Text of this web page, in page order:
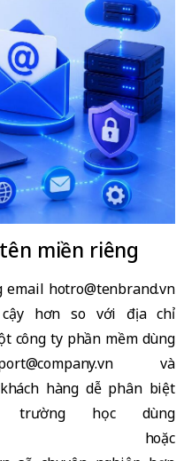
miền riêng
hotro@tenbrand.vn
hơn so với địa chỉ
công ty phần mềm dùng
và
hàng dễ phân biệt
học dùng
hoặc